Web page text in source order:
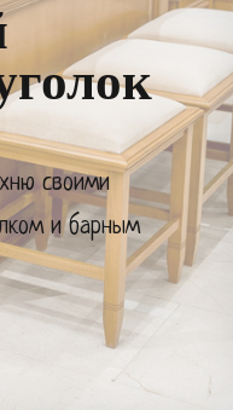
своими
и барным